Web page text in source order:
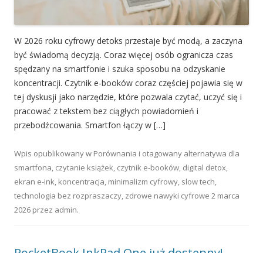
W 2026 roku cyfrowy detoks przestaje być modą, a zaczyna
być świadomą decyzją. Coraz więcej osób ogranicza czas
spędzany na smartfonie i szuka sposobu na odzyskanie
koncentracji. Czytnik e-booków coraz częściej pojawia się w
tej dyskusji jako narzędzie, które pozwala czytać, uczyć się i
pracować z tekstem bez ciągłych powiadomień i
przebodźcowania. Smartfon łączy w […]
Wpis opublikowany w Porównania i otagowany alternatywa dla
smartfona, czytanie książek, czytnik e-booków, digital detox,
ekran e-ink, koncentracja, minimalizm cyfrowy, slow tech,
technologia bez rozpraszaczy, zdrowe nawyki cyfrowe 2 marca
2026 przez admin.